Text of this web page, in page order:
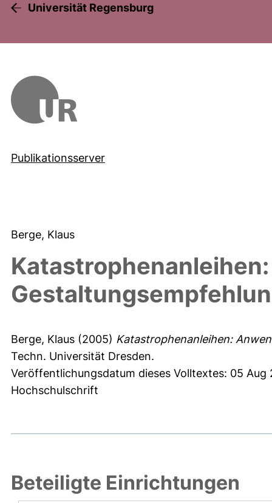
Universität Regensburg
Publikationsserver
Berge, Klaus
Berge, Klaus (2005) Katastrophenanleihen:
Techn. Universität Dresden.
Veröffentlichungsdatum dieses Volltextes: 05 Aug
Hochschulschrift
Beteiligte Einrichtungen